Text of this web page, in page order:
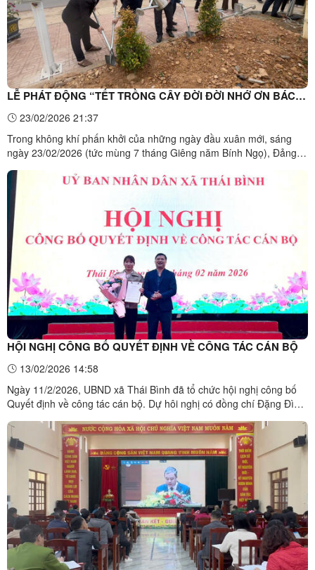
LỄ PHÁT ĐỘNG “TẾT TRỒNG CÂY ĐỜI ĐỜI NHỚ ƠN BÁC
HỒ” XUÂN BÍNH NGỌ 2026
23/02/2026 21:37
Trong không khí phấn khởi của những ngày đầu xuân mới, sáng
ngày 23/02/2026 (tức mùng 7 tháng Giêng năm Bính Ngọ), Đảng
trọng tổ chức Lễ phát động Tết trồng cây đời đời nhớ ơn Bác Hồ
Xuân Bính Ngọ 2026. Dự buổi lễ có đồng chí Hoàng Ngọc ...
HỘI NGHỊ CÔNG BỐ QUYẾT ĐỊNH VỀ CÔNG TÁC CÁN BỘ
13/02/2026 14:58
Ngày 11/2/2026, UBND xã Thái Bình đã tổ chức hội nghị công bố
Quyết định về công tác cán bộ. Dự hôi nghị có đồng chí Đặng Đình
hội đã công bố Quyết định của Chủ tịch UBND xã Thái Bình về việc
bổ nhiệm bà Nguyễn Thị Lệ – Phó Giám đốc ...